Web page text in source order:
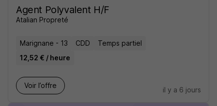
Agent Polyvalent H/F
Atalian Propreté
Marignane - 13 CDD
Temps partiel
12,52 € / heure
Voir l’offre
il y a 6 jours